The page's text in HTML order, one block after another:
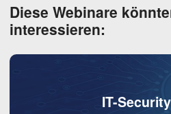
Diese Webinare
interessieren:
IT-